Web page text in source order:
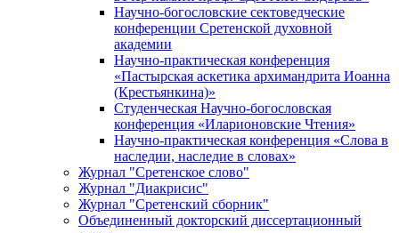
Научно-богословские сектоведческие
конференции Сретенской духовной
академии
Научно-практическая конференция
«Пастырская аскетика архимандрита Иоанна
(Крестьянкина)»
Студенческая Научно-богословская
конференция «Иларионовские Чтения»
Научно-практическая конференция «Cлова в
наследии, наследие в словах»
Журнал "Сретенское слово"
Журнал "Диакрисис"
Журнал "Сретенский сборник"
Объединенный докторский диссертационный